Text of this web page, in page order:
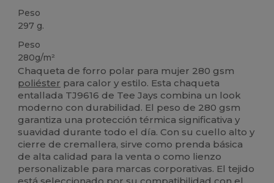
Peso
297 g.
Peso
280g/m²
Chaqueta de forro polar para mujer 280 gsm
poliéster para calor y estilo. Esta chaqueta
entallada TJ9616 de Tee Jays combina un look
moderno con durabilidad. El peso de 280 gsm
garantiza una protección térmica significativa y
suavidad durante todo el día. Con su cuello alto y
cierre de cremallera, sirve como prenda básica
de alta calidad para la venta o como lienzo
personalizable para marcas corporativas. El tejido